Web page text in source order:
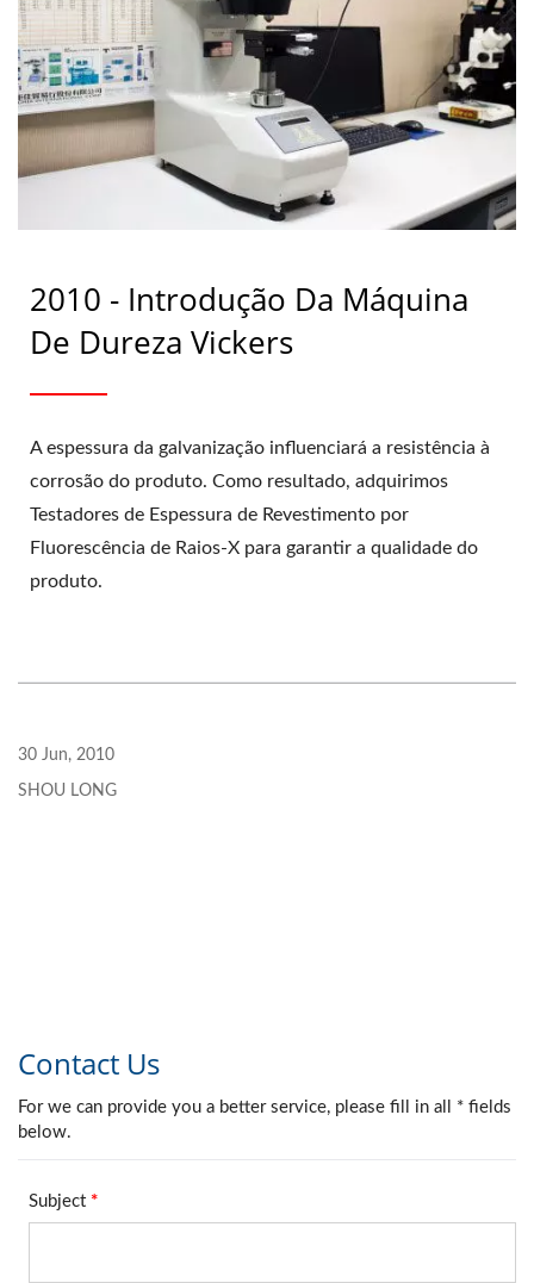
2010 - Introdução Da Máquina
De Dureza Vickers
A espessura da galvanização influenciará a resistência à
corrosão do produto. Como resultado, adquirimos
Testadores de Espessura de Revestimento por
Fluorescência de Raios-X para garantir a qualidade do
produto.
30 Jun, 2010
SHOU LONG